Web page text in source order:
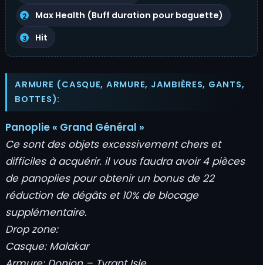
Max Health (Buff duration pour baguette)
Hit
ARMURE (CASQUE, ARMURE, JAMBIÈRES, GANTS,
BOTTES):
Panoplie « Grand Général »
Ce sont des objets excessivement chers et
difficiles à acquérir. il vous faudra avoir 4 pièces
de panoplies pour obtenir un bonus de 22
réduction de dégâts et 10% de blocage
supplémentaire.
Drop zone:
Casque: Malakar